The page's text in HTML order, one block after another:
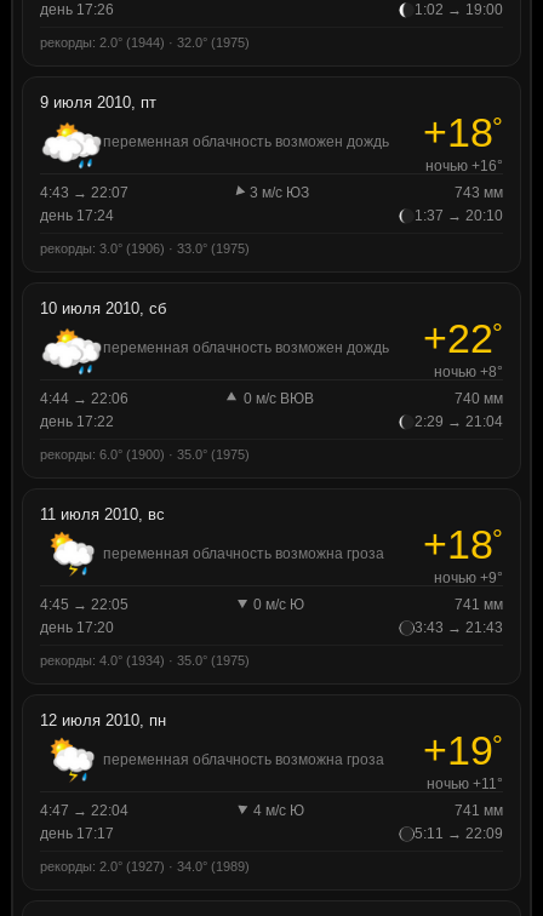
день 17:26
1:02 → 19:00
рекорды: 2.0° (1944) · 32.0° (1975)
9 июля 2010, пт
переменная облачность возможен дождь +18°
ночью +16°
4:43 → 22:07
3 м/с ЮЗ
743 мм
день 17:24
1:37 → 20:10
рекорды: 3.0° (1906) · 33.0° (1975)
10 июля 2010, сб
переменная облачность возможен дождь +22°
ночью +8°
4:44 → 22:06
0 м/с ВЮВ
740 мм
день 17:22
2:29 → 21:04
рекорды: 6.0° (1900) · 35.0° (1975)
11 июля 2010, вс
переменная облачность возможна гроза +18°
ночью +9°
4:45 → 22:05
0 м/с Ю
741 мм
день 17:20
3:43 → 21:43
рекорды: 4.0° (1934) · 35.0° (1975)
12 июля 2010, пн
переменная облачность возможна гроза +19°
ночью +11°
4:47 → 22:04
4 м/с Ю
741 мм
день 17:17
5:11 → 22:09
рекорды: 2.0° (1927) · 34.0° (1989)